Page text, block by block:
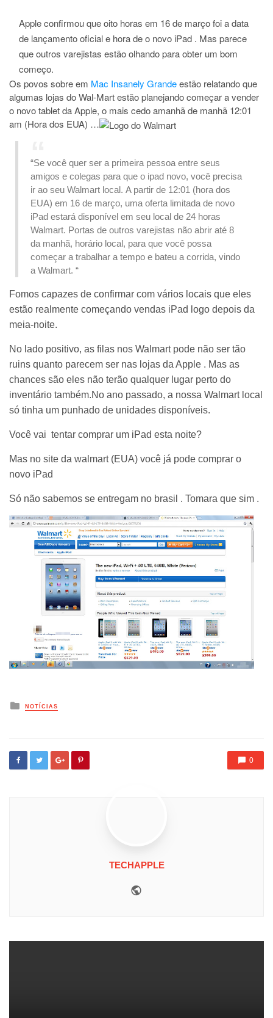
Apple confirmou que oito horas em 16 de março foi a data
de lançamento oficial e hora deo novo iPad . Mas parece
que outros varejistas estão olhando para obter um bom
começo.
Os povos sobre em Mac Insanely Grandeestão relatando que
algumas lojas do Wal-Mart estão planejando começar a vender
o novo tablet da Apple, o mais cedo amanhã de manhã 12:01
am (Hora dos EUA) …
“Se você quer ser a primeira pessoa entre seus
amigos e colegas para que o ipad novo, você precisa
ir ao seu Walmart local. A partir de 12:01 (hora dos
EUA) em 16 de março, uma oferta limitada de novo
iPad estará disponível em seu local de 24 horas
Walmart. Portas de outros varejistas não abrir até 8
da manhã, horário local, para que você possa
começar a trabalhar a tempo e bateu a corrida, vindo
a Walmart. “
Fomos capazes de confirmar com vários locais que eles
estão realmente começando vendas iPad logo depois da
meia-noite.
No lado positivo, as filas nos Walmart pode não ser tão
ruins quanto parecem ser nas lojas da Apple . Mas as
chances são eles não terão qualquer lugar perto do
inventário também.No ano passado, a nossa Walmart local
só tinha um punhado de unidades disponíveis.
Você vai tentar comprar um iPad esta noite?
Mas no site da walmart (EUA) você já pode comprar o
novo iPad
Só não sabemos se entregam no brasil . Tomara que sim .
Posted
in
NOTÍCIAS
0
TECHAPPLE